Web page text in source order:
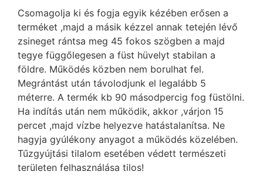
Csomagolja ki és fogja egyik kézében erősen a
terméket ,majd a másik kézzel annak tetején lévő
zsineget rántsa meg 45 fokos szögben a majd
tegye függőlegesen a füst hüvelyt stabilan a
földre. Működés közben nem borulhat fel.
Megrántást után távolodjunk el legalább 5
méterre. A termék kb 90 másodpercig fog füstölni.
Ha indítás után nem működik, akkor ,várjon 15
percet ,majd vízbe helyezve hatástalanítsa. Ne
hagyja gyúlékony anyagot a működés közelében.
Tűzgyújtási tilalom esetében védett természeti
területen felhasználása tilos!